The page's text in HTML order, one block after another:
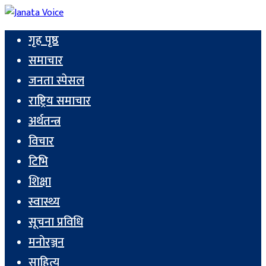
गृह पृष्ठ
समाचार
जनता स्पेसल
राष्ट्रिय समाचार
अर्थतन्त्र
विचार
टिभि
शिक्षा
स्वास्थ्य
सूचना प्रविधि
मनोरञ्जन